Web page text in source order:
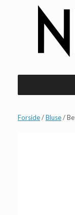
Forside/Bluse/